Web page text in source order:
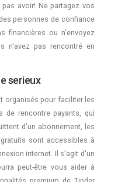
avoir! Ne partagez vos
personnes de confiance
financières ou n'envoyez
n'avez pas rencontré en
serieux
organisés pour faciliter les
de rencontre payants, qui
d'un abonnement, les
sont accessibles à
internet. Il s'agit d'un
peut-être vous aider à